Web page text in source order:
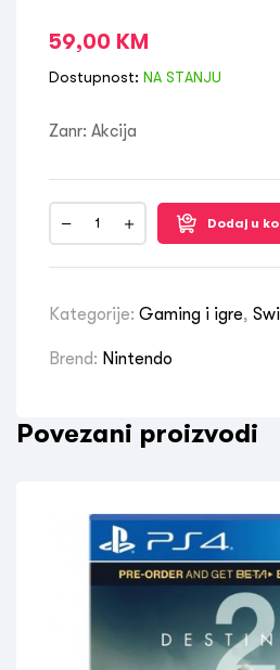
59,00 KM
Dostupnost: NA STANJU
Zanr: Akcija
Dodaj u
Kategorije: Gaming i igre,
Brend: Nintendo
Povezani proizvodi